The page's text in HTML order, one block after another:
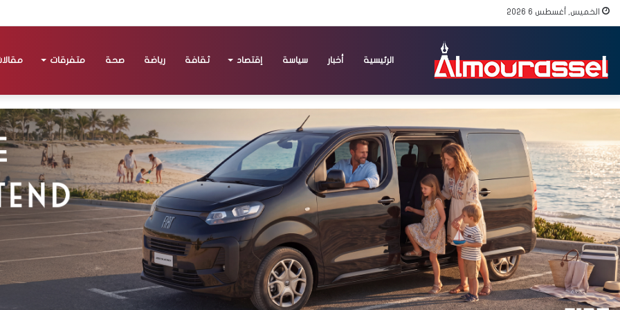
الخميس, أغسطس 6 2026
الرئيسية أخبار سياسة إقتصاد ثقافة رياضة صحة متفرقات